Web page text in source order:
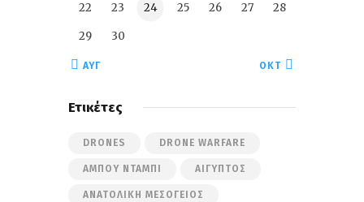
22 23 24 25 26 27 28
29 30
« ΑΥΓ ΟΚΤ »
Ετικέτες
DRONES DRONE WARFARE
ΆΜΠΟΥ ΝΤΆΜΠΙ ΑΊΓΥΠΤΟΣ
ΑΝΑΤΟΛΙΚΉ ΜΕΣΌΓΕΙΟΣ